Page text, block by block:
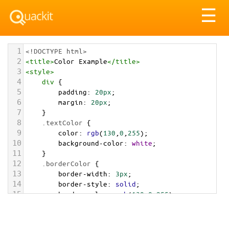
☰
1 <!DOCTYPE html>
2 <title>Color Example</title>
3 <style>
4 div {
5 padding: 20px;
6 margin: 20px;
7 }
8 .textColor {
9 color: rgb(130 0 255);
10 background-color: white;
11 }
12 .borderColor {
13 border-width: 3px;
14 border-style: solid;
15 border-color: rgb(130,0,255);